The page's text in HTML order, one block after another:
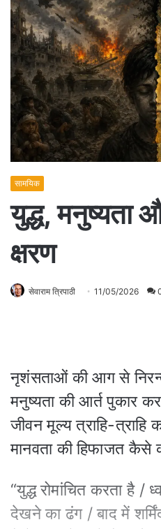
सामयिक
युद्ध, मनुष्यता
क्षरण
सेवाराम त्रिपाठी 11/05/2026
नृशंसताओं की आग से
मनुष्यता की आर्त पुकार
जीवन मूल्य त्राहि-
मानवता की हिफाजत कैसे
“युद्ध रोमांचित करता है /
देखने का ढंग / बाद में